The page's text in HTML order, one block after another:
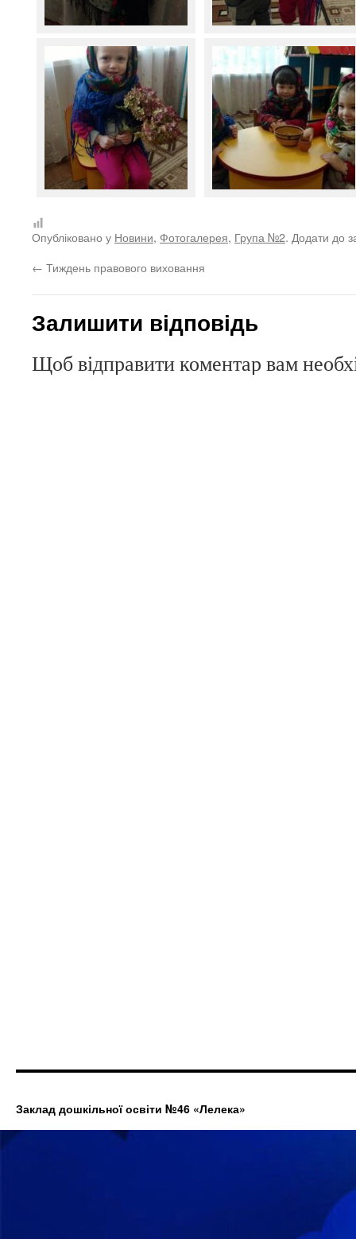
Опубліковано у Новини, Фотогалерея, Група №2. Додати до
← Тиждень правового виховання
Залишити відповідь
Щоб відправити коментар вам
Заклад дошкільної освіти №46 «Лелека»